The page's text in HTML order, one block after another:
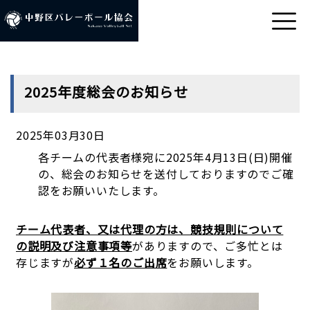
2025年度総会のお知らせ
2025年03月30日
各チームの代表者様宛に2025年4月13日(日)開催
の、総会のお知らせを送付しておりますのでご確
認をお願いいたします。
チーム代表者、又は代理の方は、競技規則について
の説明及び注意事項等がありますので、ご多忙とは
存じますが必ず１名のご出席をお願いします。